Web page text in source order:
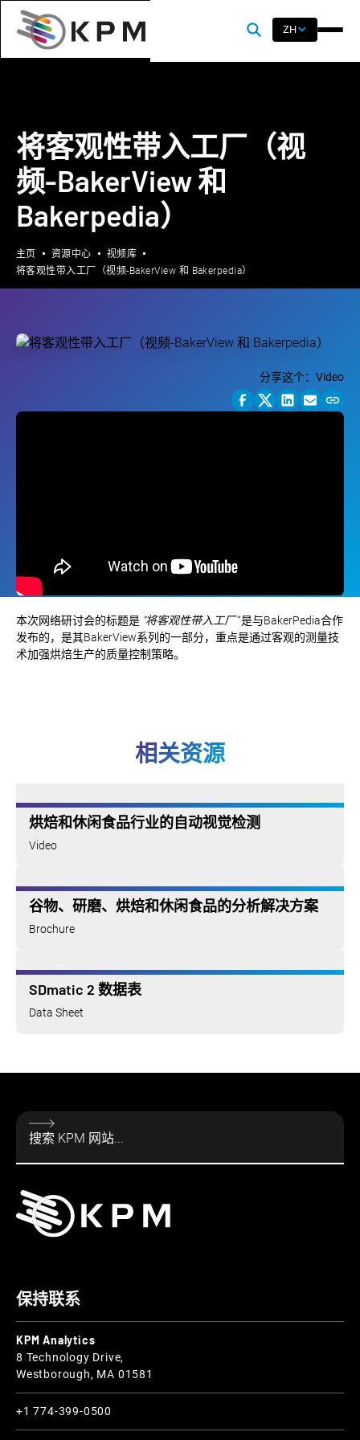
ZH
将客观性带入工厂（视
频-BakerView 和
Bakerpedia）
主页 资源中心
视频库
将客观性带入工厂（视频-BakerView 和 Bakerpedia）
本次网络研讨会的标题是 “将客观性带入工厂”是与BakerPedia合作
发布的，是其BakerView系列的一部分，重点是通过客观的测量技
术加强烘焙生产的质量控制策略。
分享这个： Video
相关资源
烘焙和休闲食品行业的自动视觉检测
Video
谷物、研磨、烘焙和休闲食品的分析解决方案
Brochure
SDmatic 2 数据表
Data Sheet
保持联系
KPM Analytics
8 Technology Drive,
Westborough, MA 01581
+1 774-399-0500